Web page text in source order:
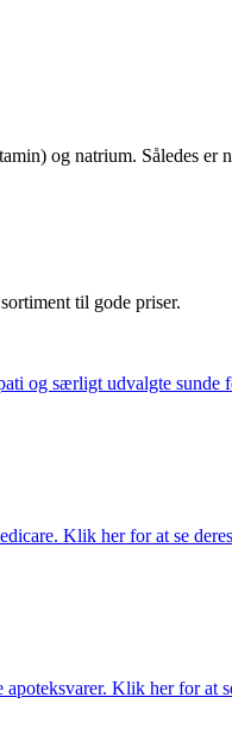
og natrium. Således er
til gode priser.
og særligt udvalgte sunde
Klik her for at se
Klik her for at